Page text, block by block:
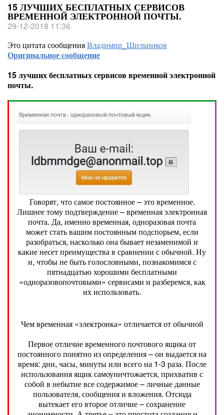
15 ЛУЧШИХ БЕСПЛАТНЫХ СЕРВИСОВ
ВРЕМЕННОЙ ЭЛЕКТРОННОЙ ПОЧТЫ.
29-12-2018 11:36
Это цитата сообщенияВладимир_Шильников
Оригинальное сообщение
15 лучших бесплатных сервисов временной электронной
почты.
Говорят, что самое постоянное – это временное.
Лишнее тому подтверждение – временная электронная
почта. Да, именно временная, одноразовая почта
может стать вашим постоянным подспорьем, если
разобраться, насколько она бывает незаменимой и
какие несет преимущества в сравнении с обычной. Ну
и, чтобы не быть голословными, познакомимся с
пятнадцатью хорошими бесплатными
«одноразовопочтовыми» сервисами и разберемся, как
их использовать.
Чем временная «электронка» отличается от обычной
Первое отличие временного почтового ящика от
постоянного понятно из определения – он выдается на
время: дни, часы, минуты или всего на 1-3 раза. После
использования ящик самоуничтожается, прихватив с
собой в небытие все содержимое – личные данные
пользователя, сообщения и вложения. Отсюда
вытекает его второе отличие – сохранение